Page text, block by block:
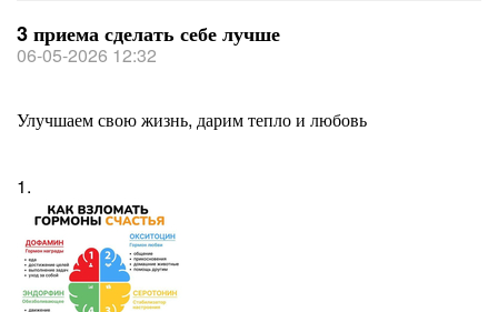
3 приема сделать себе лучше
06-05-2026 12:32
Улучшаем свою жизнь, дарим тепло и любовь
1.